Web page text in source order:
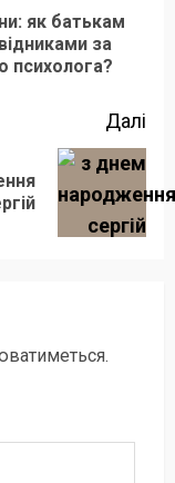
як батькам
за
психолога?
Далі